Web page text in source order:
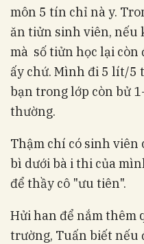
môn 5 tín chỉ nà y.
ăn tiửn sinh viên,
mà số tiửn học lại
ấy chứ. Mình đi 5 lít/
bạn trong lớp còn bử
thường.
Thậm chí có sinh
bì dưới bà i thi của
để thầy cô "ưu tiên".
Hửi han để nắm
trường, Tuấn biết